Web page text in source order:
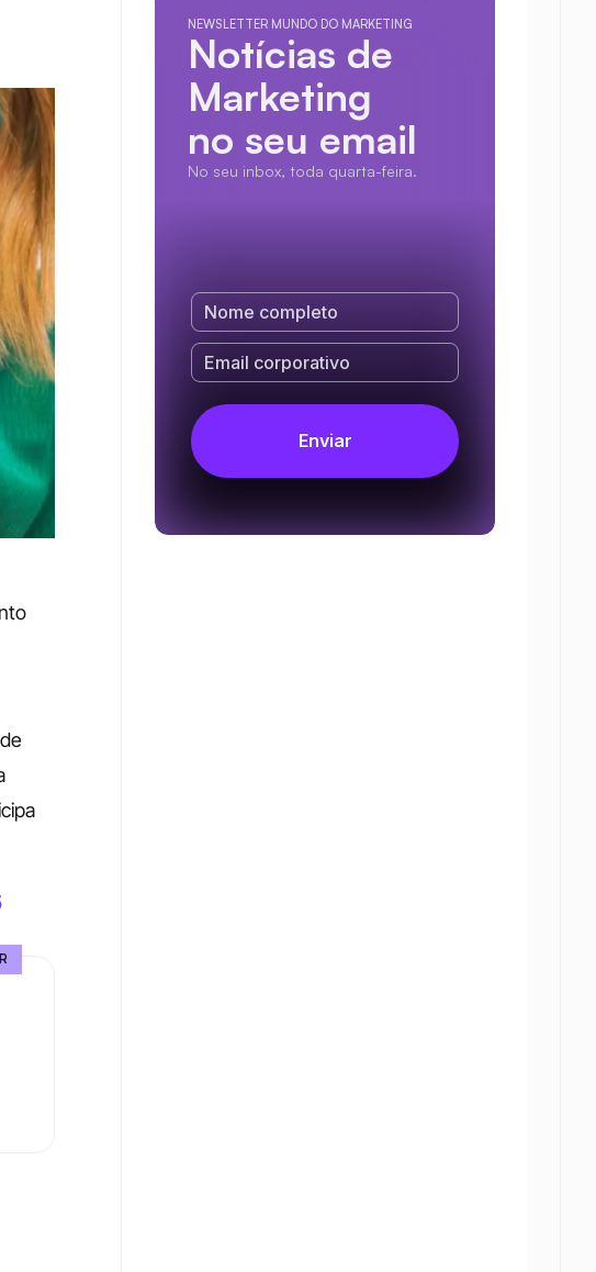
NEWSLETTER MUNDO DO MARKETING
Notícias de
Marketing
no seu email
No seu inbox, toda quarta-feira.